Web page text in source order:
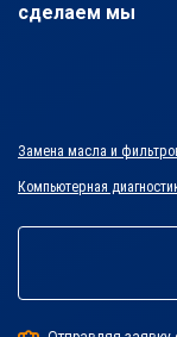
сделаем мы
Замена масла и
Компьютерная